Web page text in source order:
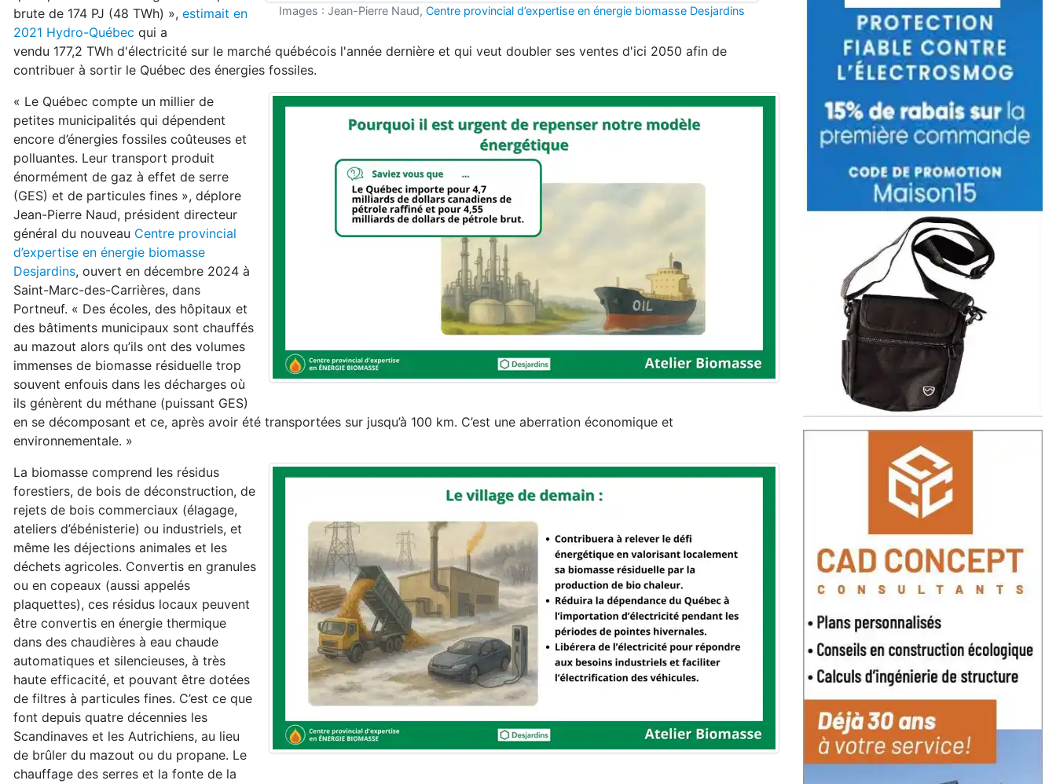
Images : Jean-Pierre Naud, Centre provincial d’expertise en énergie biomasse Desjardins
brute de 174 PJ (48 TWh) », estimait en
2021 Hydro-Québec qui a
vendu 177,2 TWh d'électricité sur le marché québécois l'année dernière et qui veut doubler ses ventes d'ici 2050 afin de
contribuer à sortir le Québec des énergies fossiles.
« Le Québec compte un millier de
petites municipalités qui dépendent
encore d’énergies fossiles coûteuses et
polluantes. Leur transport produit
énormément de gaz à effet de serre
(GES) et de particules fines », déplore
Jean-Pierre Naud, président directeur
général du nouveau Centre provincial
d’expertise en énergie biomasse
Desjardins, ouvert en décembre 2024 à
Saint-Marc-des-Carrières, dans
Portneuf. « Des écoles, des hôpitaux et
des bâtiments municipaux sont chauffés
au mazout alors qu’ils ont des volumes
immenses de biomasse résiduelle trop
souvent enfouis dans les décharges où
ils génèrent du méthane (puissant GES)
en se décomposant et ce, après avoir été transportées sur jusqu’à 100 km. C’est une aberration économique et
environnementale. »
La biomasse comprend les résidus
forestiers, de bois de déconstruction, de
rejets de bois commerciaux (élagage,
ateliers d’ébénisterie) ou industriels, et
même les déjections animales et les
déchets agricoles. Convertis en granules
ou en copeaux (aussi appelés
plaquettes), ces résidus locaux peuvent
être convertis en énergie thermique
dans des chaudières à eau chaude
automatiques et silencieuses, à très
haute efficacité, et pouvant être dotées
de filtres à particules fines. C’est ce que
font depuis quatre décennies les
Scandinaves et les Autrichiens, au lieu
de brûler du mazout ou du propane. Le
chauffage des serres et la fonte de la